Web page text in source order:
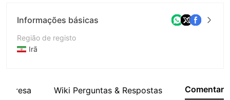
Informações básicas
Região de registo
Irã
Empresa
Wiki Perguntas & Respostas Comentar